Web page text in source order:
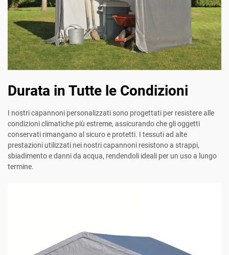
Durata in Tutte le Condizioni
I nostri capannoni personalizzati sono progettati per resistere alle
condizioni climatiche più estreme, assicurando che gli oggetti
conservati rimangano al sicuro e protetti. I tessuti ad alte
prestazioni utilizzati nei nostri capannoni resistono a strappi,
sbiadimento e danni da acqua, rendendoli ideali per un uso a lungo
termine.